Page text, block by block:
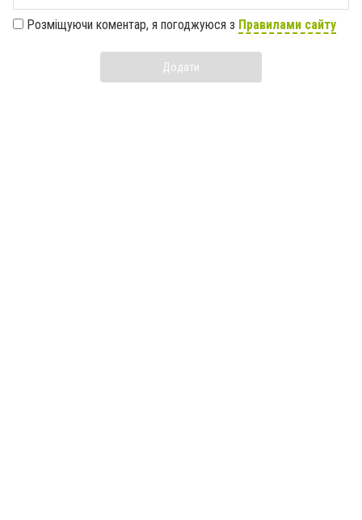
Розміщуючи коментар, я погоджуюся з Правилами сайту
Додати